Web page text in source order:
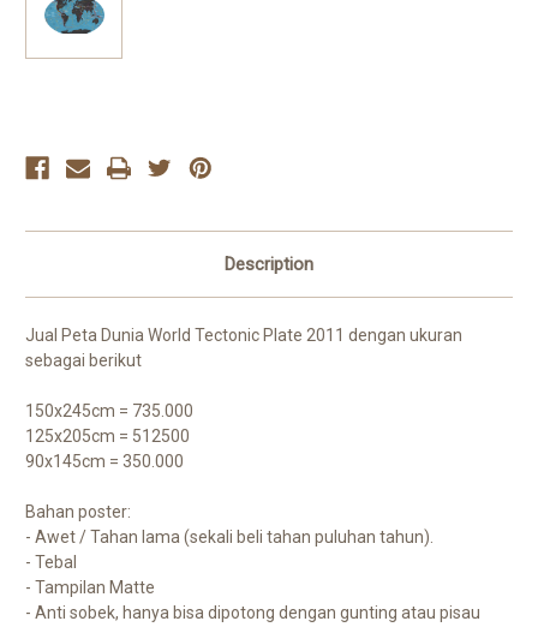
Description
Jual Peta Dunia World Tectonic Plate 2011 dengan ukuran
sebagai berikut
150x245cm = 735.000
125x205cm = 512500
90x145cm = 350.000
Bahan poster:
- Awet / Tahan lama (sekali beli tahan puluhan tahun).
- Tebal
- Tampilan Matte
- Anti sobek, hanya bisa dipotong dengan gunting atau pisau